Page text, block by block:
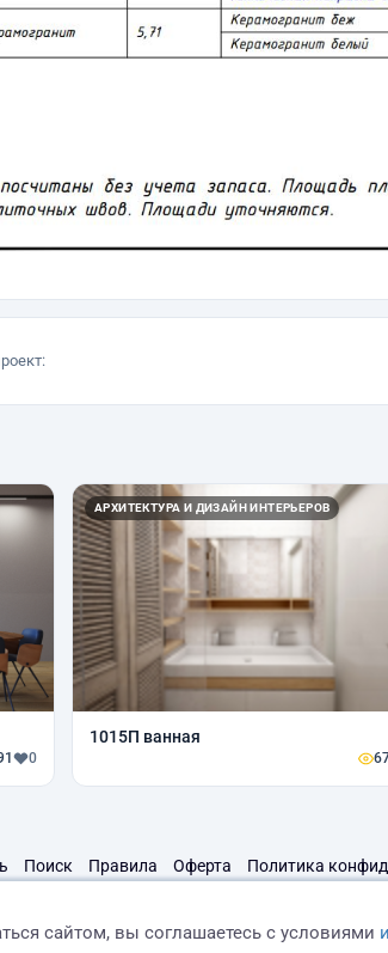
0
АРХИТЕКТУРА И ДИЗАЙН ИНТЕРЬЕРОВ
1015П ванная
Поиск Правила Оферта Политика
сайтом, вы соглашаетесь с условиями